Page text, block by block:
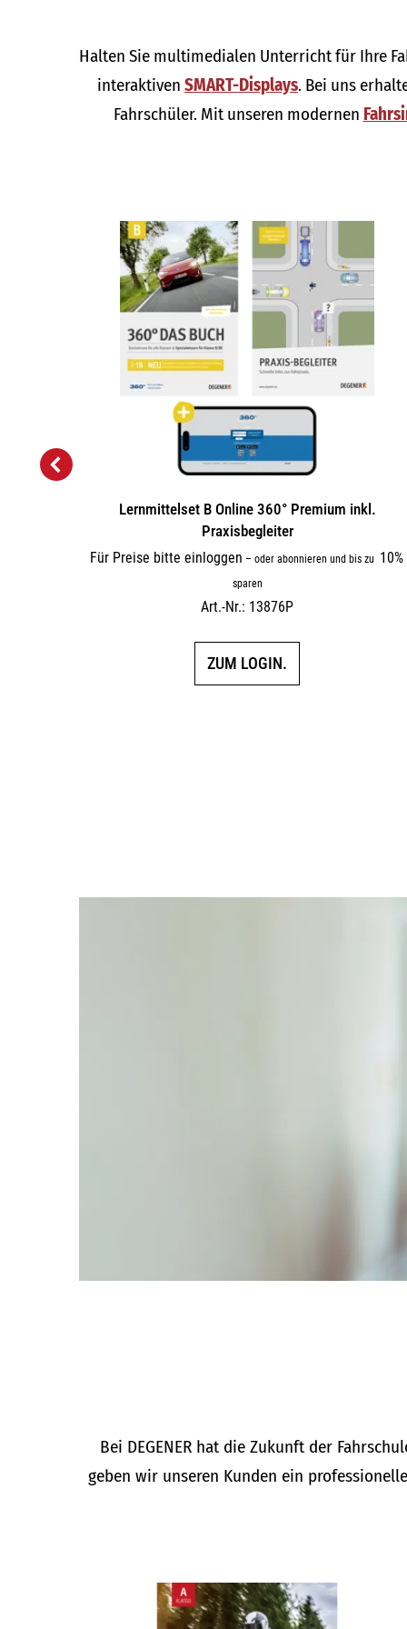
Halten Sie multimedialen Unterricht für Ihre
interaktiven SMART-Displays. Bei uns
Fahrschüler. Mit unseren modernen
Lernmittelset B Online 360° Premium inkl.
Praxisbegleiter
Für Preise bitte einloggen – oder abonnieren und bis zu 10%
sparen
Art.-Nr.: 13876P
ZUM LOGIN.
Bei DEGENER hat die Zukunft der
geben wir unseren Kunden ein